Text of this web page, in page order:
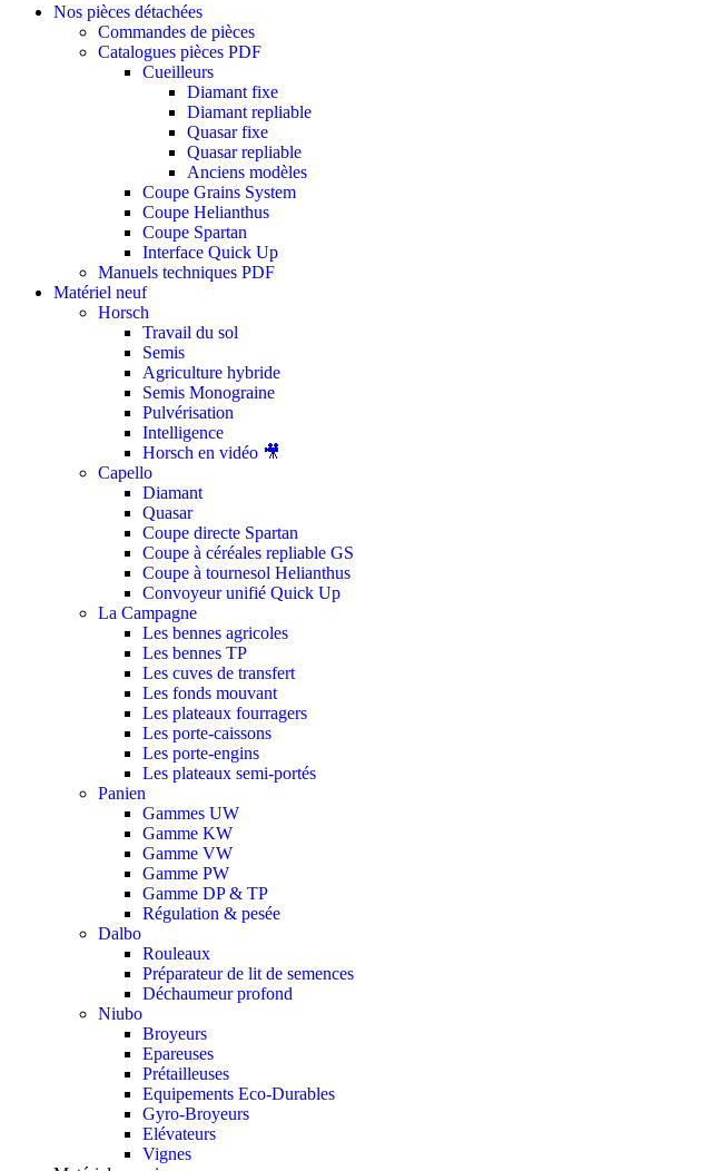
Nos pièces détachées
Commandes de pièces
Catalogues pièces PDF
Cueilleurs
Diamant fixe
Diamant repliable
Quasar fixe
Quasar repliable
Anciens modèles
Coupe Grains System
Coupe Helianthus
Coupe Spartan
Interface Quick Up
Manuels techniques PDF
Matériel neuf
Horsch
Travail du sol
Semis
Agriculture hybride
Semis Monograine
Pulvérisation
Intelligence
Horsch en vidéo 🎥
Capello
Diamant
Quasar
Coupe directe Spartan
Coupe à céréales repliable GS
Coupe à tournesol Helianthus
Convoyeur unifié Quick Up
La Campagne
Les bennes agricoles
Les bennes TP
Les cuves de transfert
Les fonds mouvant
Les plateaux fourragers
Les porte-caissons
Les porte-engins
Les plateaux semi-portés
Panien
Gammes UW
Gamme KW
Gamme VW
Gamme PW
Gamme DP & TP
Régulation & pesée
Dalbo
Rouleaux
Préparateur de lit de semences
Déchaumeur profond
Niubo
Broyeurs
Epareuses
Prétailleuses
Equipements Eco-Durables
Gyro-Broyeurs
Elévateurs
Vignes